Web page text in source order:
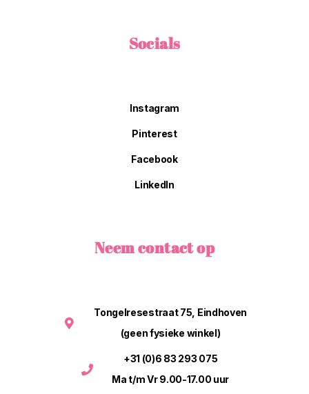
Socials
Instagram
Pinterest
Facebook
LinkedIn
Neem contact op
Tongelresestraat 75, Eindhoven
(geen fysieke winkel)
+31 (0)6 83 293 075
Ma t/m Vr 9.00-17.00 uur